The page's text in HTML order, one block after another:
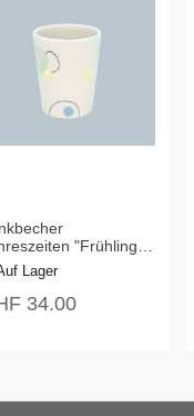
"Frühling" -
Tee mittel
Lager
34.00